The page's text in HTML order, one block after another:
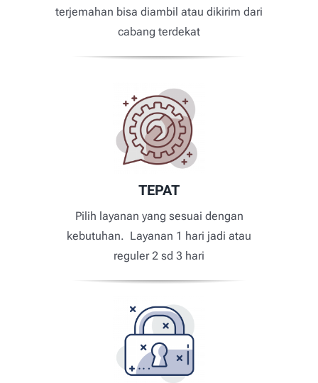
terjemahan bisa diambil atau dikirim dari
cabang terdekat
TEPAT
Pilih layanan yang sesuai dengan
kebutuhan. Layanan 1 hari jadi atau
reguler 2 sd 3 hari